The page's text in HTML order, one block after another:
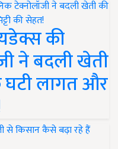
की
ने बदली खेती
घटी लागत और